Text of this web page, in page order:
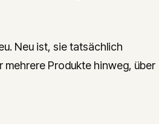
Neu ist, sie tatsächlich
mehrere Produkte hinweg, über